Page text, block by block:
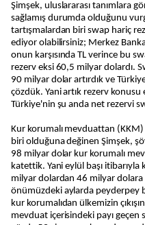
Şimşek, uluslararası tanımlara
sağlamış durumda olduğunu
tartışmalardan biri swap hariç
ediyor olabilirsiniz; Merkez
onun karşısında TL verince bu
rezerv eksi 60,5 milyar dolardı.
90 milyar dolar artırdık ve
çözdük. Yani artık rezerv konusu
Türkiye'nin şu anda net rezervi
Kur korumalı mevduattan (KKM)
biri olduğuna değinen Şimşek,
98 milyar dolar kur korumalı
katettik. Yani eylül başı
milyar dolardan 46 milyar dolara
önümüzdeki aylarda peyderpey
kur korumalıdan ülkemizin
mevduat içerisindeki payı geçen